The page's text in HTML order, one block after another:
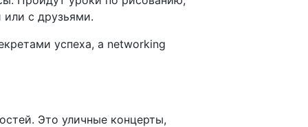
с друзьями.
успеха, а networking
Это уличные концерты,